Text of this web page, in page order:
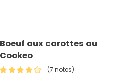
Boeuf aux carottes au
Cookeo
(7 notes)